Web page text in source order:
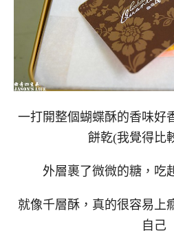
一打開整個蝴蝶酥的香味好
餅乾(我覺得比
外層裹了微微的糖，吃
就像千層酥，真的很容易上
自己